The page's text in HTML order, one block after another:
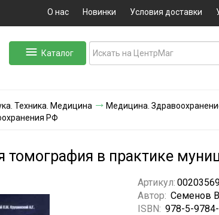
О нас Новинки Условия доставки
Каталог
Техника. Медицина Медицина.
РФ
томография в практике
Артикул:
Автор: Семенов
ISBN: 978-5-